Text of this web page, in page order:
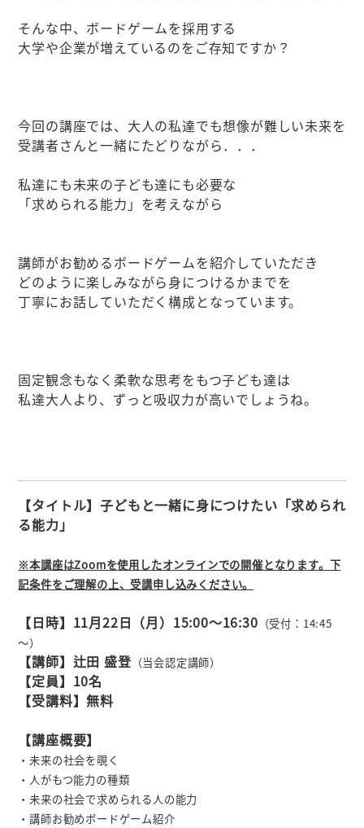
そんな中、ボードゲームを採用する
大学や企業が増えているのをご存知ですか？
今回の講座では、大人の私達でも想像が難しい未来を
受講者さんと一緒にたどりながら．．．
私達にも未来の子ども達にも必要な
「求められる能力」を考えながら
講師がお勧めるボードゲームを紹介していただき
どのように楽しみながら身につけるかまでを
丁寧にお話していただく構成となっています。
固定観念もなく柔軟な思考をもつ子ども達は
私達大人より、ずっと吸収力が高いでしょうね。
【タイトル】子どもと一緒に身につけたい「求められ
る能力」
※本講座はZoomを使用したオンラインでの開催となります。下
記条件をご理解の上、受講申し込みください。
【日時】11月22日（月）15:00～16:30 （受付：14:45
～）
【講師】辻田 盛登（当会認定講師）
【定員】10名
【受講料】無料
【講座概要】
・未来の社会を覗く
・人がもつ能力の種類
・未来の社会で求められる人の能力
・講師お勧めボードゲーム紹介